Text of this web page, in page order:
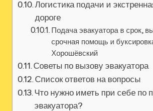
Логистика подачи и
дороге
Подача эвакуатора в срок,
срочная помощь и
Хорошёвский
Советы по вызову эвакуатора
Список ответов на вопросы
Что нужно иметь при себе по
эвакуатора?